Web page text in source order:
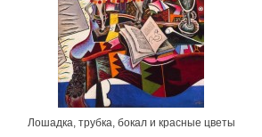
Лошадка, трубка, бокал и красные цветы